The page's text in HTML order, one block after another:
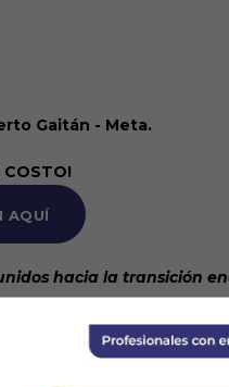
Gaitán - Meta.
COSTO!
AQUÍ
hacia la transición